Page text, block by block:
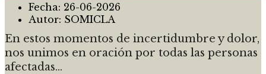
Fecha: 26-06-2026
Autor: SOMICLA
En estos momentos de incertidumbre y dolor,
nos unimos en oración por todas las personas
afectadas...